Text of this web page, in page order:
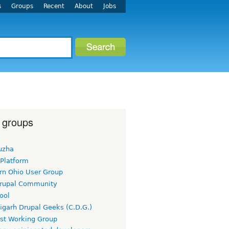
Groups Recent About Jobs
Ohio User Group
Community
Drupal Geeks (C.D.G.)
Working Group